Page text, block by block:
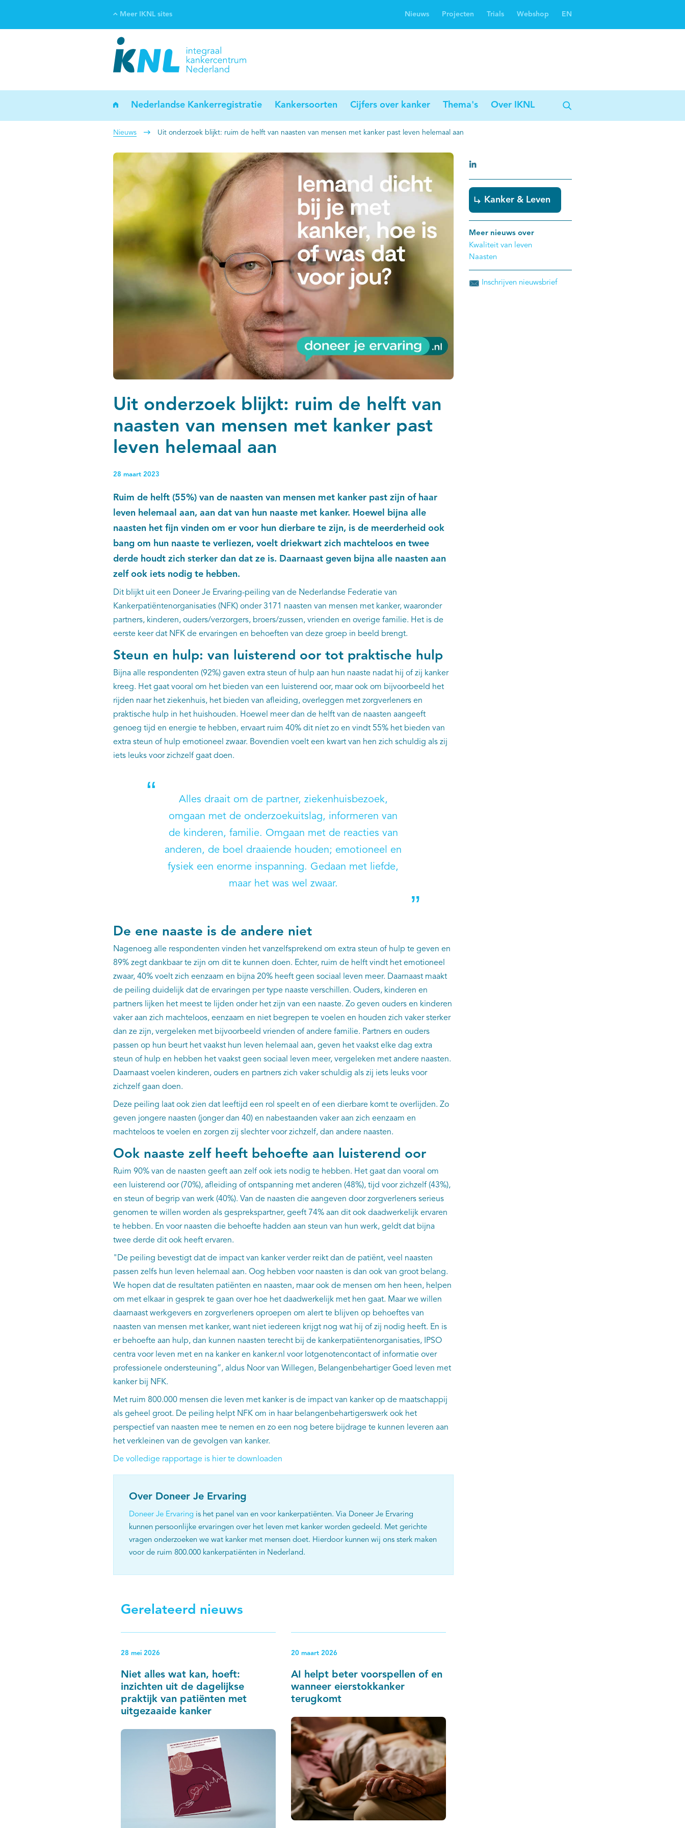
kanker
Meer IKNL sites Nieuws Projecten Trials Webshop EN
Nederlandse Kankerregistratie Kankersoorten Cijfers over kanker Thema's Over IKNL
Nieuws Uit onderzoek blijkt: ruim de helft van naasten van mensen met kanker past leven helemaal aan
Uit onderzoek blijkt: ruim de helft van
naasten van mensen met kanker past
leven helemaal aan
28 maart 2023
Ruim de helft (55%) van de naasten van mensen met kanker past zijn of haar
leven helemaal aan, aan dat van hun naaste met kanker. Hoewel bijna alle
naasten het fijn vinden om er voor hun dierbare te zijn, is de meerderheid ook
bang om hun naaste te verliezen, voelt driekwart zich machteloos en twee
derde houdt zich sterker dan dat ze is. Daarnaast geven bijna alle naasten aan
zelf ook iets nodig te hebben.
Dit blijkt uit een Doneer Je Ervaring-peiling van de Nederlandse Federatie van
Kankerpatiëntenorganisaties (NFK) onder 3171 naasten van mensen met kanker, waaronder
partners, kinderen, ouders/verzorgers, broers/zussen, vrienden en overige familie. Het is de
eerste keer dat NFK de ervaringen en behoeften van deze groep in beeld brengt.
Steun en hulp: van luisterend oor tot praktische hulp
Bijna alle respondenten (92%) gaven extra steun of hulp aan hun naaste nadat hij of zij kanker
kreeg. Het gaat vooral om het bieden van een luisterend oor, maar ook om bijvoorbeeld het
rijden naar het ziekenhuis, het bieden van afleiding, overleggen met zorgverleners en
praktische hulp in het huishouden. Hoewel meer dan de helft van de naasten aangeeft
genoeg tijd en energie te hebben, ervaart ruim 40% dit níet zo en vindt 55% het bieden van
extra steun of hulp emotioneel zwaar. Bovendien voelt een kwart van hen zich schuldig als zij
iets leuks voor zichzelf gaat doen.
Alles draait om de partner, ziekenhuisbezoek,
omgaan met de onderzoekuitslag, informeren van
de kinderen, familie. Omgaan met de reacties van
anderen, de boel draaiende houden; emotioneel en
fysiek een enorme inspanning. Gedaan met liefde,
maar het was wel zwaar.
De ene naaste is de andere niet
Nagenoeg alle respondenten vinden het vanzelfsprekend om extra steun of hulp te geven en
89% zegt dankbaar te zijn om dit te kunnen doen. Echter, ruim de helft vindt het emotioneel
zwaar, 40% voelt zich eenzaam en bijna 20% heeft geen sociaal leven meer. Daarnaast maakt
de peiling duidelijk dat de ervaringen per type naaste verschillen. Ouders, kinderen en
partners lijken het meest te lijden onder het zijn van een naaste. Zo geven ouders en kinderen
vaker aan zich machteloos, eenzaam en niet begrepen te voelen en houden zich vaker sterker
dan ze zijn, vergeleken met bijvoorbeeld vrienden of andere familie. Partners en ouders
passen op hun beurt het vaakst hun leven helemaal aan, geven het vaakst elke dag extra
steun of hulp en hebben het vaakst geen sociaal leven meer, vergeleken met andere naasten.
Daarnaast voelen kinderen, ouders en partners zich vaker schuldig als zij iets leuks voor
zichzelf gaan doen.
Deze peiling laat ook zien dat leeftijd een rol speelt en of een dierbare komt te overlijden. Zo
geven jongere naasten (jonger dan 40) en nabestaanden vaker aan zich eenzaam en
machteloos te voelen en zorgen zij slechter voor zichzelf, dan andere naasten.
Ook naaste zelf heeft behoefte aan luisterend oor
Ruim 90% van de naasten geeft aan zelf ook iets nodig te hebben. Het gaat dan vooral om
een luisterend oor (70%), afleiding of ontspanning met anderen (48%), tijd voor zichzelf (43%),
en steun of begrip van werk (40%). Van de naasten die aangeven door zorgverleners serieus
genomen te willen worden als gesprekspartner, geeft 74% aan dit ook daadwerkelijk ervaren
te hebben. En voor naasten die behoefte hadden aan steun van hun werk, geldt dat bijna
twee derde dit ook heeft ervaren.
"De peiling bevestigt dat de impact van kanker verder reikt dan de patiënt, veel naasten
passen zelfs hun leven helemaal aan. Oog hebben voor naasten is dan ook van groot belang.
We hopen dat de resultaten patiënten en naasten, maar ook de mensen om hen heen, helpen
om met elkaar in gesprek te gaan over hoe het daadwerkelijk met hen gaat. Maar we willen
daarnaast werkgevers en zorgverleners oproepen om alert te blijven op behoeftes van
naasten van mensen met kanker, want niet iedereen krijgt nog wat hij of zij nodig heeft. En is
er behoefte aan hulp, dan kunnen naasten terecht bij de kankerpatiëntenorganisaties, IPSO
centra voor leven met en na kanker en kanker.nl voor lotgenotencontact of informatie over
professionele ondersteuning”, aldus Noor van Willegen, Belangenbehartiger Goed leven met
kanker bij NFK.
Met ruim 800.000 mensen die leven met kanker is de impact van kanker op de maatschappij
als geheel groot. De peiling helpt NFK om in haar belangenbehartigerswerk ook het
perspectief van naasten mee te nemen en zo een nog betere bijdrage te kunnen leveren aan
het verkleinen van de gevolgen van kanker.
De volledige rapportage is hier te downloaden
Over Doneer Je Ervaring
Doneer Je Ervaring is het panel van en voor kankerpatiënten. Via Doneer Je Ervaring
kunnen persoonlijke ervaringen over het leven met kanker worden gedeeld. Met gerichte
vragen onderzoeken we wat kanker met mensen doet. Hierdoor kunnen wij ons sterk maken
voor de ruim 800.000 kankerpatiënten in Nederland.
Gerelateerd nieuws
28 mei 2026
Niet alles wat kan, hoeft:
inzichten uit de dagelijkse
praktijk van patiënten met
uitgezaaide kanker
20 maart 2026
AI helpt beter voorspellen of en
wanneer eierstokkanker
terugkomt
Kanker & Leven
Meer nieuws over
Kwaliteit van leven
Naasten
Inschrijven nieuwsbrief